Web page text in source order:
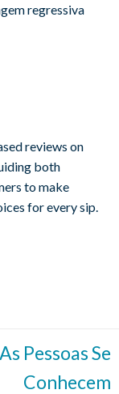
regressiva
reviews on
both
to make
for every sip.
As Pessoas Se
Conhecem